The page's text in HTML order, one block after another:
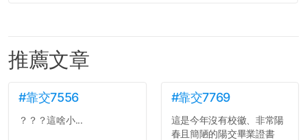
推薦文章
#靠交7556
？？？這啥小...
#靠交7769
這是今年沒有校徽、非常陽
春且簡陋的陽交畢業證書